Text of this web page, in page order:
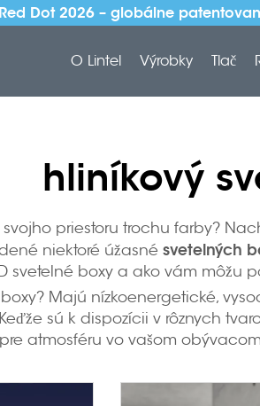
Dot 2026 – globálne
O Lintel Výrobky Tlač
hliníkový
priestoru trochu farby?
niektoré úžasné svetelných
svetelné boxy a ako vám môžu
Majú nízkoenergetické,
sú k dispozícii v rôznych
atmosféru vo vašom